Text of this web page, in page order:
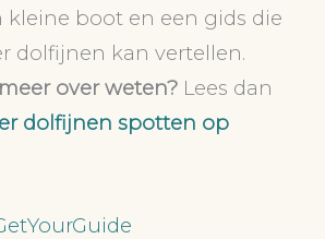
kleine boot en een gids die
dolfijnen kan vertellen.
over weten? Lees dan
dolfijnen spotten op